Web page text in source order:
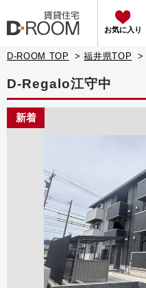
お気に入り
D-ROOM TOP 福井県TOP
D-Regalo江守中
新着